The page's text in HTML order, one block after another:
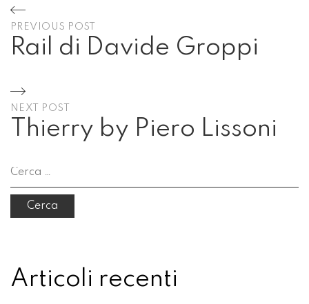
Navigazione
articoli
PREVIOUS POST
Rail di Davide Groppi
Post
NEXT POST
Thierry by Piero Lissoni
Post
Ricerca
Articoli recenti